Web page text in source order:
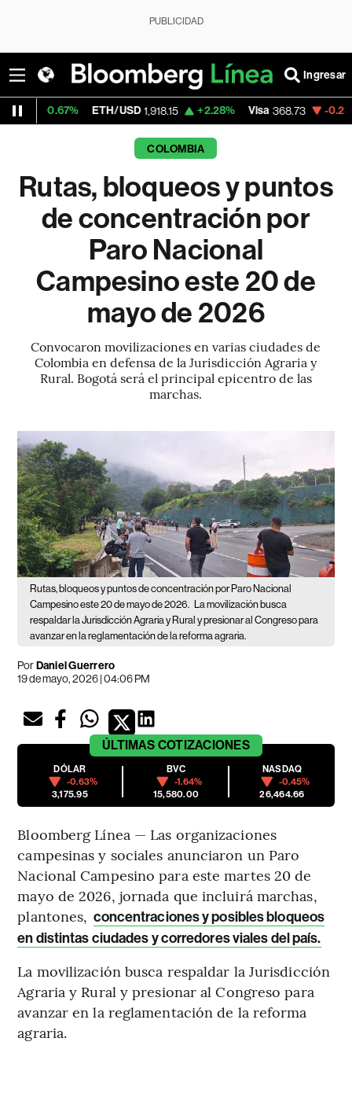
PUBLICIDAD
Ingresar
ETH/USD 1,918.15 +2.28% Visa 368.73 -0.23%
COLOMBIA
Rutas, bloqueos y puntos
de concentración por
Paro Nacional
Campesino este 20 de
mayo de 2026
Convocaron movilizaciones en varias ciudades de
Colombia en defensa de la Jurisdicción Agraria y
Rural. Bogotá será el principal epicentro de las
marchas.
Rutas, bloqueos y puntos de concentración por Paro Nacional
Campesino este 20 de mayo de 2026. La movilización busca
respaldar la Jurisdicción Agraria y Rural y presionar al Congreso para
avanzar en la reglamentación de la reforma agraria.
PorDaniel Guerrero
19 de mayo, 2026 | 04:06 PM
ÚLTIMAS COTIZACIONES
DÓLAR
-0.63%
3,175.95
BVC
-1.64%
15,580.00
NASDAQ
-0.45%
26,464.66
Bloomberg Línea — Las organizaciones
campesinas y sociales anunciaron un Paro
Nacional Campesino para este martes 20 de
mayo de 2026, jornada que incluirá marchas,
plantones, concentraciones y posibles bloqueos
en distintas ciudades y corredores viales del país.
La movilización busca respaldar la Jurisdicción
Agraria y Rural y presionar al Congreso para
avanzar en la reglamentación de la reforma
agraria.